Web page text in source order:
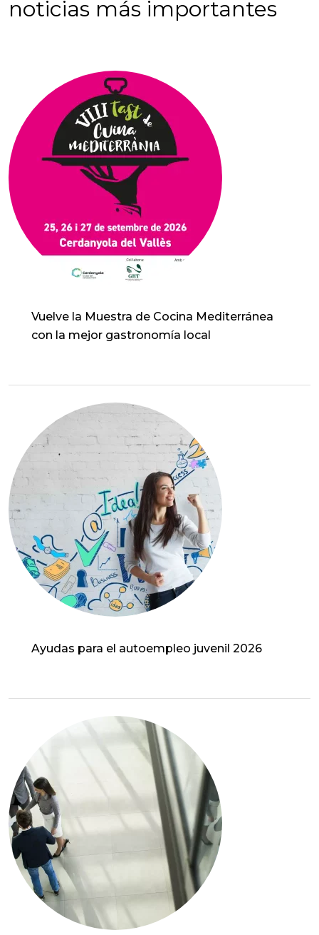
noticias más importantes
Vuelve la Muestra de Cocina Mediterránea
con la mejor gastronomía local
Ayudas para el autoempleo juvenil 2026